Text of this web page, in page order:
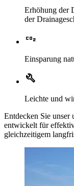
Erhöhung der
der
CO2
Einsparung
Build
Leichte und
Entdecken Sie unser
entwickelt für
gleichzeitigem